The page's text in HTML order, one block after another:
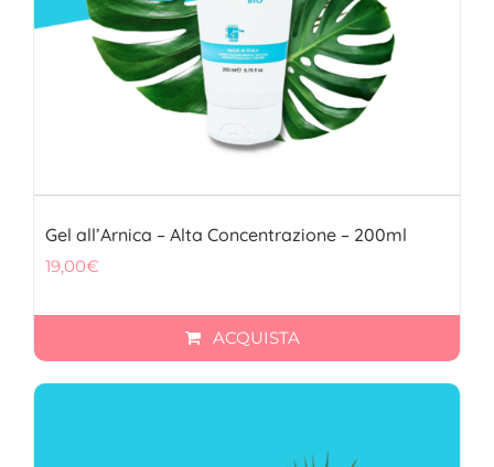
Gel all’Arnica – Alta Concentrazione – 200ml
19,00€
ACQUISTA